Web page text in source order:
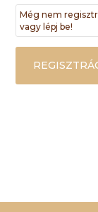
Még nem
vagy lépj be!